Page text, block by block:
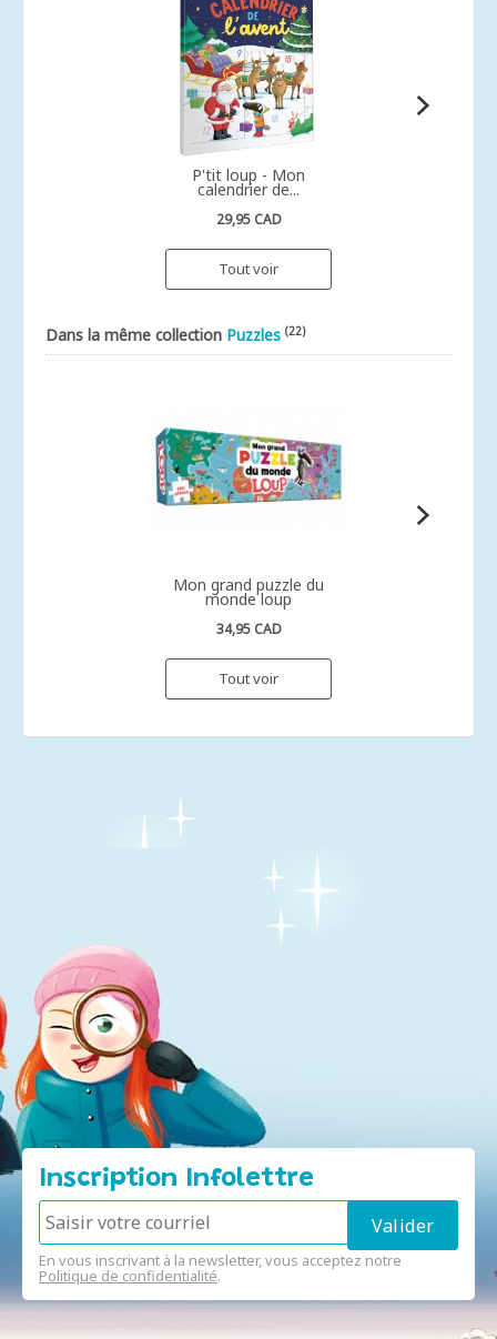
P'tit loup - Mon
calendrier de...
29,95 CAD
Tout voir
Dans la même collection Puzzles (22)
Mon grand puzzle du
monde loup
34,95 CAD
Tout voir
Inscription Infolettre
En vous inscrivant à la newsletter, vous acceptez notre
Politique de confidentialité.